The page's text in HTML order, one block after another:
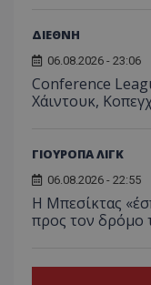
ΔΙΕΘΝΗ
06.08.2026 - 23:06
Conference
Χάιντουκ,
ΓΙΟΥΡΟΠΑ ΛΙΓΚ
06.08.2026 - 22:55
Η Μπεσίκτας
προς τον δρόμο